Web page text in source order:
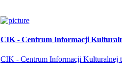
CIK - Centrum Informacji
CIK - Centrum Informacji Kulturalnej